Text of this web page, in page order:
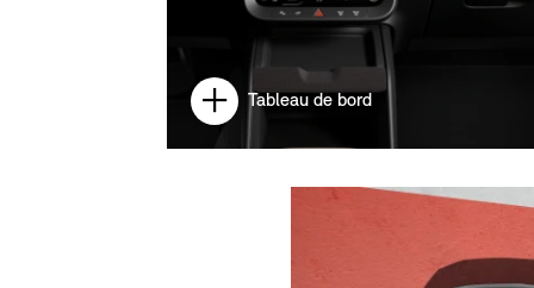
Tableau de bord